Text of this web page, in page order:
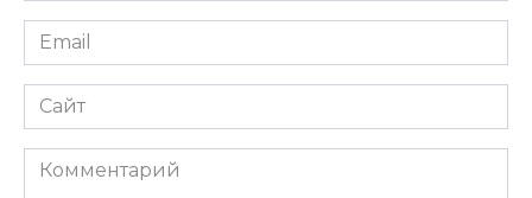
Email
*
Сайт
Комментарий